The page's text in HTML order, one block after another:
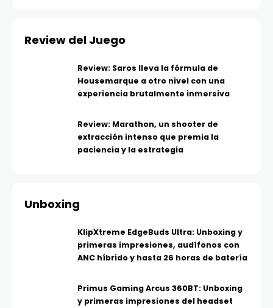
Review del Juego
Review: Saros lleva la fórmula de
Housemarque a otro nivel con una
experiencia brutalmente inmersiva
Review: Marathon, un shooter de
extracción intenso que premia la
paciencia y la estrategia
Unboxing
KlipXtreme EdgeBuds Ultra: Unboxing y
primeras impresiones, audífonos con
ANC híbrido y hasta 26 horas de batería
Primus Gaming Arcus 360BT: Unboxing
y primeras impresiones del headset